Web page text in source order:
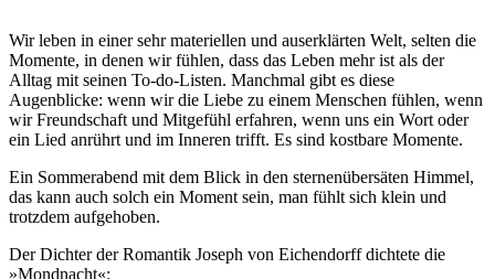
Wir leben in einer sehr materiellen und auserklärten Welt, selten die
Momente, in denen wir fühlen, dass das Leben mehr ist als der
Alltag mit seinen To-do-Listen. Manchmal gibt es diese
Augenblicke: wenn wir die Liebe zu einem Menschen fühlen, wenn
wir Freundschaft und Mitgefühl erfahren, wenn uns ein Wort oder
ein Lied anrührt und im Inneren trifft. Es sind kostbare Momente.
Ein Sommerabend mit dem Blick in den sternenübersäten Himmel,
das kann auch solch ein Moment sein, man fühlt sich klein und
trotzdem aufgehoben.
Der Dichter der Romantik Joseph von Eichendorff dichtete die
»Mondnacht«: